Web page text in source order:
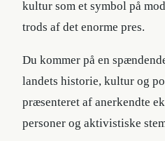
kultur som et symbol på
trods af det enorme pres.
Du kommer på en
landets historie, kultur og
præsenteret af anerkendte
personer og aktivistiske